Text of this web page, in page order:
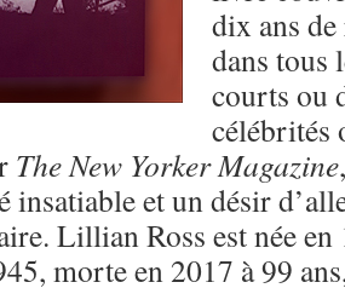
dix ans
dans tous
courts ou
célébrités
The New Yorker Magazine
insatiable et un désir
Lillian Ross est née
morte en 2017 à 99